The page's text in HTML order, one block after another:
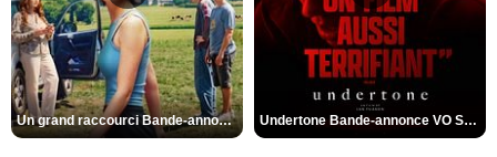
Un grand raccourci Bande-annonce VF Undertone Bande-annonce VO STFR